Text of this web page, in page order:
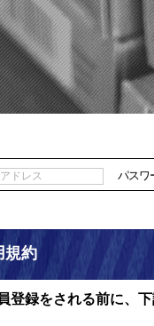
パスワ
規約
登録をされる前に、